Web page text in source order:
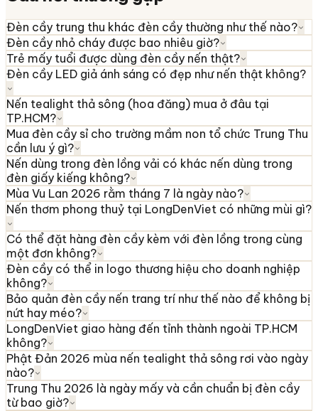
Đèn cầy trung thu khác đèn cầy thường như thế nào?
Đèn cầy nhỏ cháy được bao nhiêu giờ?
Trẻ mấy tuổi được dùng đèn cầy nến thật?
Đèn cầy LED giả ánh sáng có đẹp như nến thật không?
Nến tealight thả sông (hoa đăng) mua ở đâu tại
TP.HCM?
Mua đèn cầy sỉ cho trường mầm non tổ chức Trung Thu
cần lưu ý gì?
Nến dùng trong đèn lồng vải có khác nến dùng trong
đèn giấy kiếng không?
Mùa Vu Lan 2026 rằm tháng 7 là ngày nào?
Nến thơm phong thuỷ tại LongDenViet có những mùi gì?
Có thể đặt hàng đèn cầy kèm với đèn lồng trong cùng
một đơn không?
Đèn cầy có thể in logo thương hiệu cho doanh nghiệp
không?
Bảo quản đèn cầy nến trang trí như thế nào để không bị
nứt hay méo?
LongDenViet giao hàng đến tỉnh thành ngoài TP.HCM
không?
Phật Đản 2026 mùa nến tealight thả sông rơi vào ngày
nào?
Trung Thu 2026 là ngày mấy và cần chuẩn bị đèn cầy
từ bao giờ?